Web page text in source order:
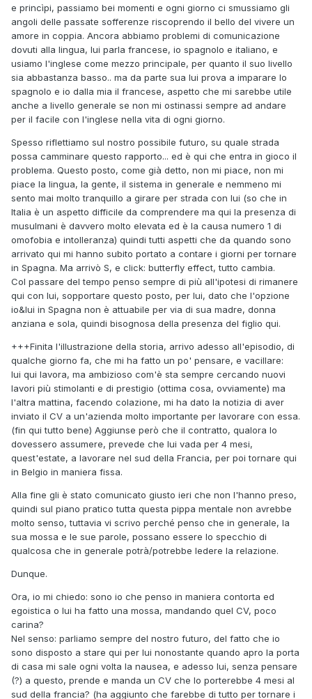
e princìpi, passiamo bei momenti e ogni giorno ci smussiamo gli
angoli delle passate sofferenze riscoprendo il bello del vivere un
amore in coppia. Ancora abbiamo problemi di comunicazione
dovuti alla lingua, lui parla francese, io spagnolo e italiano, e
usiamo l'inglese come mezzo principale, per quanto il suo livello
sia abbastanza basso.. ma da parte sua lui prova a imparare lo
spagnolo e io dalla mia il francese, aspetto che mi sarebbe utile
anche a livello generale se non mi ostinassi sempre ad andare
per il facile con l'inglese nella vita di ogni giorno.
Spesso riflettiamo sul nostro possibile futuro, su quale strada
possa camminare questo rapporto... ed è qui che entra in gioco il
problema. Questo posto, come già detto, non mi piace, non mi
piace la lingua, la gente, il sistema in generale e nemmeno mi
sento mai molto tranquillo a girare per strada con lui (so che in
Italia è un aspetto difficile da comprendere ma qui la presenza di
musulmani è davvero molto elevata ed è la causa numero 1 di
omofobia e intolleranza) quindi tutti aspetti che da quando sono
arrivato qui mi hanno subito portato a contare i giorni per tornare
in Spagna. Ma arrivò S, e click: butterfly effect, tutto cambia.
Col passare del tempo penso sempre di più all'ipotesi di rimanere
qui con lui, sopportare questo posto, per lui, dato che l'opzione
io&lui in Spagna non è attuabile per via di sua madre, donna
anziana e sola, quindi bisognosa della presenza del figlio qui.
+++Finita l'illustrazione della storia, arrivo adesso all'episodio, di
qualche giorno fa, che mi ha fatto un po' pensare, e vacillare:
lui qui lavora, ma ambizioso com'è sta sempre cercando nuovi
lavori più stimolanti e di prestigio (ottima cosa, ovviamente) ma
l'altra mattina, facendo colazione, mi ha dato la notizia di aver
inviato il CV a un'azienda molto importante per lavorare con essa.
(fin qui tutto bene) Aggiunse però che il contratto, qualora lo
dovessero assumere, prevede che lui vada per 4 mesi,
quest'estate, a lavorare nel sud della Francia, per poi tornare qui
in Belgio in maniera fissa.
Alla fine gli è stato comunicato giusto ieri che non l'hanno preso,
quindi sul piano pratico tutta questa pippa mentale non avrebbe
molto senso, tuttavia vi scrivo perché penso che in generale, la
sua mossa e le sue parole, possano essere lo specchio di
qualcosa che in generale potrà/potrebbe ledere la relazione.
Dunque.
Ora, io mi chiedo: sono io che penso in maniera contorta ed
egoistica o lui ha fatto una mossa, mandando quel CV, poco
carina?
Nel senso: parliamo sempre del nostro futuro, del fatto che io
sono disposto a stare qui per lui nonostante quando apro la porta
di casa mi sale ogni volta la nausea, e adesso lui, senza pensare
(?) a questo, prende e manda un CV che lo porterebbe 4 mesi al
sud della francia? (ha aggiunto che farebbe di tutto per tornare i